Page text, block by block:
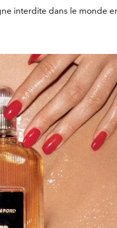
interdite dans le monde